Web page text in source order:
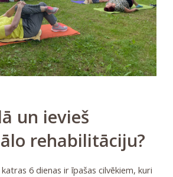
un ievieš
rehabilitāciju?
6 dienas ir īpašas cilvēkiem, kuri